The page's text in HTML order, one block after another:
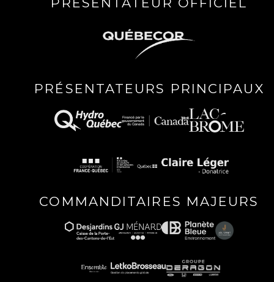
PRÉSENTATEURS PRINCIPAUX
COMMANDITAIRES MAJEURS